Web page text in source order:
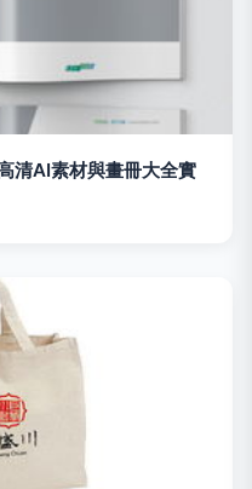
清AI素材與畫冊大全實